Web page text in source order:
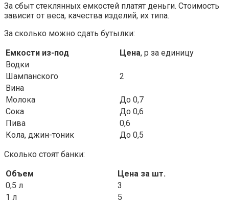
За сбыт стеклянных емкостей платят деньги. Стоимость
зависит от веса, качества изделий, их типа.
За сколько можно сдать бутылки:
Емкости из-под
Цена, р за единицу
Водки
2
Шампанского
Вина
Молока
До 0,7
Сока
До 0,6
Пива
0,6
Кола, джин-тоник
До 0,5
Сколько стоят банки:
Объем
Цена за шт.
0,5 л
3
1 л
5